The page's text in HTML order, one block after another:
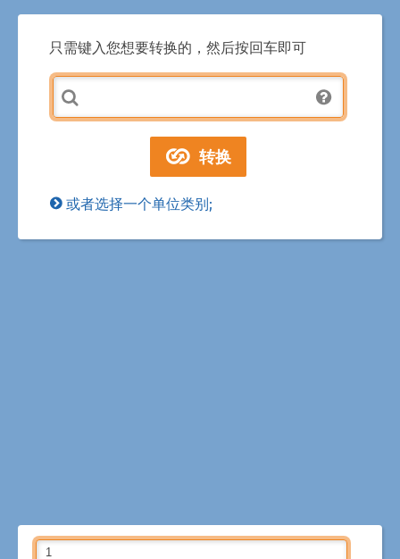
只需键入您想要转换的，然后按回车即可
或者选择一个单位类别;